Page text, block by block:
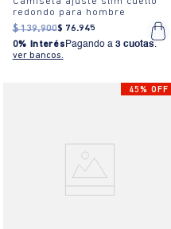
redondo para hombre
$ 139.900$ 76.945
0% Interés Pagando a 3 cuotas.
ver bancos.
45% OFF